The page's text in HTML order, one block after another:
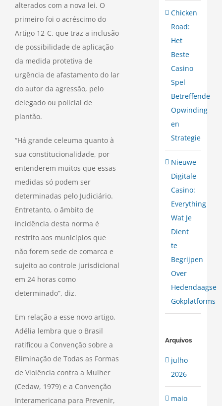
alterados com a nova lei. O
primeiro foi o acréscimo do
Artigo 12-C, que traz a inclusão
de possibilidade de aplicação
da medida protetiva de
urgência de afastamento do lar
do autor da agressão, pelo
delegado ou policial de
plantão.
“Há grande celeuma quanto à
sua constitucionalidade, por
entenderem muitos que essas
medidas só podem ser
determinadas pelo Judiciário.
Entretanto, o âmbito de
incidência desta norma é
restrito aos municípios que
não forem sede de comarca e
sujeito ao controle jurisdicional
em 24 horas como
determinado”, diz.
Em relação a esse novo artigo,
Adélia lembra que o Brasil
ratificou a Convenção sobre a
Eliminação de Todas as Formas
de Violência contra a Mulher
(Cedaw, 1979) e a Convenção
Interamericana para Prevenir,
Chicken
Road:
Het
Beste
Casino
Spel
Betreffende
Opwinding
en
Strategie
Nieuwe
Digitale
Casino:
Everything
Wat Je
Dient
te
Begrijpen
Over
Hedendaagse
Gokplatforms
Arquivos
julho
2026
maio